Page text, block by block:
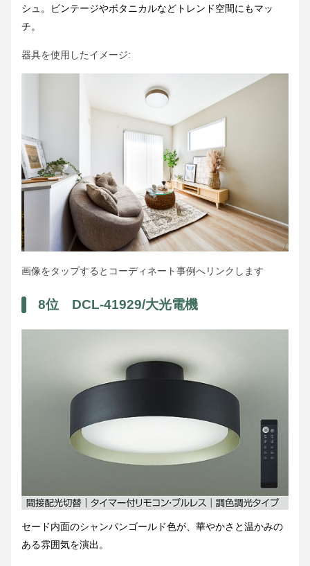
シュ。ビンテージやボタニカルなどトレンド空間にもマッ
チ。
器具を使用したイメージ:
画像をタップするとコーディネート事例へリンクします
8位 DCL-41929/大光電機
セード内面のシャンパンゴールド色が、華やかさと温かみの
ある雰囲気を演出。